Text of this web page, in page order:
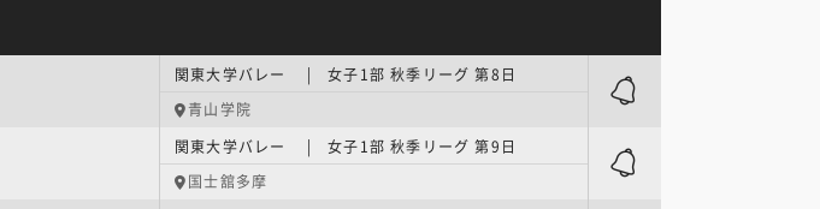
関東大学バレー | 女子1部 秋季リーグ 第8日
青山学院
関東大学バレー | 女子1部 秋季リーグ 第9日
国士舘多摩